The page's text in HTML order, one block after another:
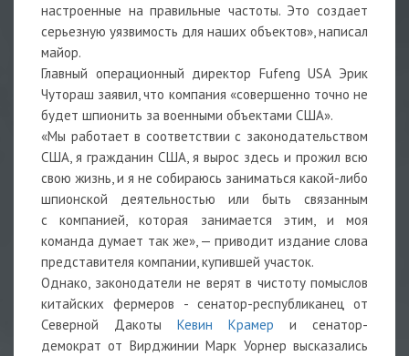
настроенные на правильные частоты. Это создает
серьезную уязвимость для наших объектов», написал
майор.
Главный операционный директор Fufeng USA Эрик
Чутораш заявил, что компания «совершенно точно не
будет шпионить за военными объектами США».
«Мы работает в соответствии с законодательством
США, я гражданин США, я вырос здесь и прожил всю
свою жизнь, и я не собираюсь заниматься какой-либо
шпионской деятельностью или быть связанным
с компанией, которая занимается этим, и моя
команда думает так же», — приводит издание слова
представителя компании, купившей участок.
Однако, законодатели не верят в чистоту помыслов
китайских фермеров - сенатор-республиканец от
Северной Дакоты
Кевин Крамер
и сенатор-
демократ от Вирджинии Марк Уорнер высказались